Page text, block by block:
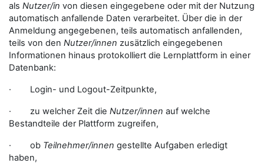
als Nutzer/in von diesen eingegebene oder mit der Nutzung
automatisch anfallende Daten verarbeitet. Über die in der
Anmeldung angegebenen, teils automatisch anfallenden,
teils von den Nutzer/innen zusätzlich eingegebenen
Informationen hinaus protokolliert die Lernplattform in einer
Datenbank:
· Login- und Logout-Zeitpunkte,
· zu welcher Zeit die Nutzer/innen auf welche
Bestandteile der Plattform zugreifen,
· ob Teilnehmer/innen gestellte Aufgaben erledigt
haben,